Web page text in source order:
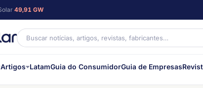
49,91 GW
Artigos LatamGuia do ConsumidorGuia de Empresas